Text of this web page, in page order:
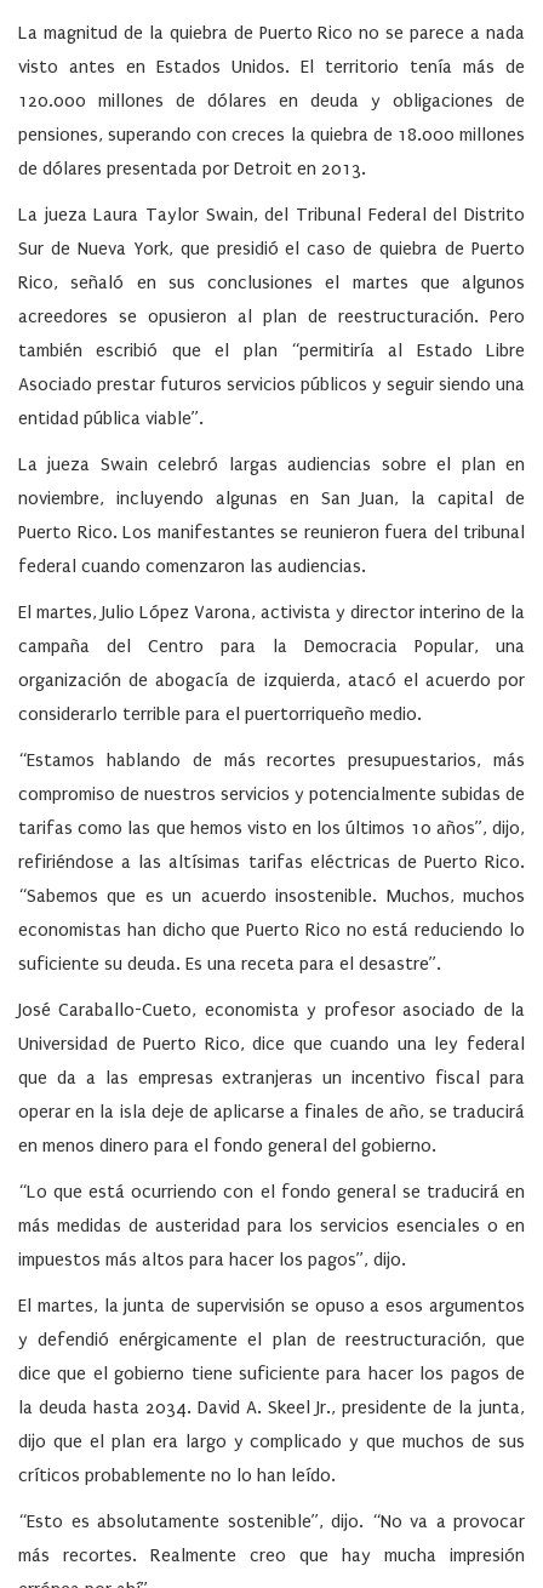
La magnitud de la quiebra de Puerto Rico no se parece a nada
visto antes en Estados Unidos. El territorio tenía más de
120.000 millones de dólares en deuda y obligaciones de
pensiones, superando con creces la quiebra de 18.000 millones
de dólares presentada por Detroit en 2013.
La jueza Laura Taylor Swain, del Tribunal Federal del Distrito
Sur de Nueva York, que presidió el caso de quiebra de Puerto
Rico, señaló en sus conclusiones el martes que algunos
acreedores se opusieron al plan de reestructuración. Pero
también escribió que el plan “permitiría al Estado Libre
Asociado prestar futuros servicios públicos y seguir siendo una
entidad pública viable”.
La jueza Swain celebró largas audiencias sobre el plan en
noviembre, incluyendo algunas en San Juan, la capital de
Puerto Rico. Los manifestantes se reunieron fuera del tribunal
federal cuando comenzaron las audiencias.
El martes, Julio López Varona, activista y director interino de la
campaña del Centro para la Democracia Popular, una
organización de abogacía de izquierda, atacó el acuerdo por
considerarlo terrible para el puertorriqueño medio.
“Estamos hablando de más recortes presupuestarios, más
compromiso de nuestros servicios y potencialmente subidas de
tarifas como las que hemos visto en los últimos 10 años”, dijo,
refiriéndose a las altísimas tarifas eléctricas de Puerto Rico.
“Sabemos que es un acuerdo insostenible. Muchos, muchos
economistas han dicho que Puerto Rico no está reduciendo lo
suficiente su deuda. Es una receta para el desastre”.
José Caraballo-Cueto, economista y profesor asociado de la
Universidad de Puerto Rico, dice que cuando una ley federal
que da a las empresas extranjeras un incentivo fiscal para
operar en la isla deje de aplicarse a finales de año, se traducirá
en menos dinero para el fondo general del gobierno.
“Lo que está ocurriendo con el fondo general se traducirá en
más medidas de austeridad para los servicios esenciales o en
impuestos más altos para hacer los pagos”, dijo.
El martes, la junta de supervisión se opuso a esos argumentos
y defendió enérgicamente el plan de reestructuración, que
dice que el gobierno tiene suficiente para hacer los pagos de
la deuda hasta 2034. David A. Skeel Jr., presidente de la junta,
dijo que el plan era largo y complicado y que muchos de sus
críticos probablemente no lo han leído.
“Esto es absolutamente sostenible”, dijo. “No va a provocar
más recortes. Realmente creo que hay mucha impresión